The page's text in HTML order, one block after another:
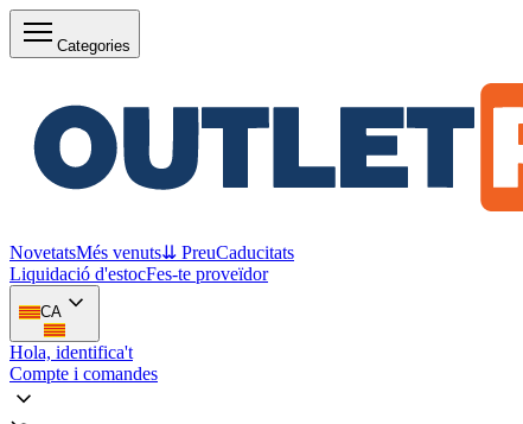
Categories
NovetatsMés venuts⇊ PreuCaducitats
Liquidació d'estocFes-te proveïdor
CA
Hola, identifica't
Compte i comandes